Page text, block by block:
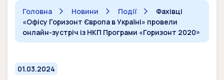
Головна Новини Події
Фахівці
«Офісу Горизонт Європа в Україні» провели
онлайн-зустріч із НКП Програми «Горизонт 2020»
01.03.2024